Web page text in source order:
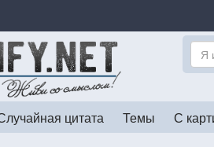
цитата Темы С